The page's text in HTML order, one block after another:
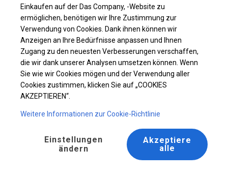
Einkaufen auf der Das Company, -Website zu
ermöglichen, benötigen wir Ihre Zustimmung zur
Verwendung von Cookies. Dank ihnen können wir
Anzeigen an Ihre Bedürfnisse anpassen und Ihnen
Zugang zu den neuesten Verbesserungen verschaffen,
die wir dank unserer Analysen umsetzen können. Wenn
Sie wie wir Cookies mögen und der Verwendung aller
Cookies zustimmen, klicken Sie auf „COOKIES
AKZEPTIEREN“.
Weitere Informationen zur Cookie-Richtlinie
Einstellungen
ändern
Akzeptiere
alle